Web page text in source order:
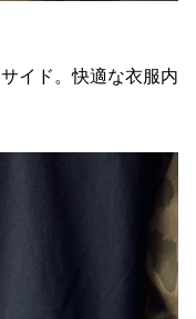
イド。快適な衣服内